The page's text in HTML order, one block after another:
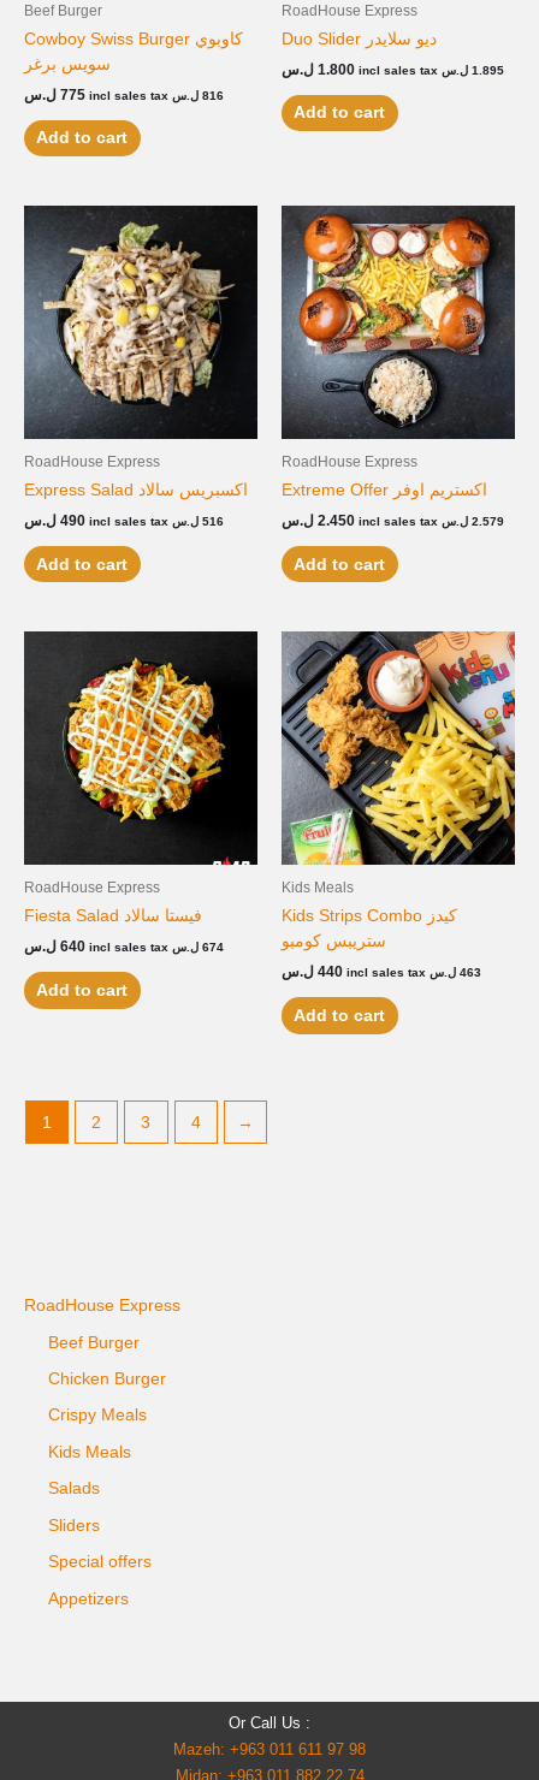
RoadHouse Express
Beef Burger
Chicken Burger
Crispy Meals
Kids Meals
Salads
Sliders
Special offers
Appetizers
Beef Burger
Cowboy Swiss Burger كاوبوي
سويس برغر
775 ل.س incl sales tax 816 ل.س
Add to cart
RoadHouse Express
Duo Slider ديو سلايدر
1.800 ل.س incl sales tax 1.895 ل.س
Add to cart
RoadHouse Express
Express Salad اكسبريس سالاد
490 ل.س incl sales tax 516 ل.س
Add to cart
RoadHouse Express
Extreme Offer اكستريم اوفر
2.450 ل.س incl sales tax 2.579 ل.س
Add to cart
RoadHouse Express
Fiesta Salad فيستا سالاد
640 ل.س incl sales tax 674 ل.س
Add to cart
Kids Meals
Kids Strips Combo كيدز
ستريبس كومبو
440 ل.س incl sales tax 463 ل.س
Add to cart
1 2 3 4 →
Or Call Us :
Mazeh: +963 011 611 97 98
Midan: +963 011 882 22 74